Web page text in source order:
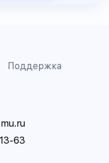
Поддержка
63